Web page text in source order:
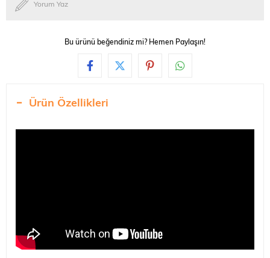
Yorum Yaz
Bu ürünü beğendiniz mi? Hemen Paylaşın!
Ürün Özellikleri